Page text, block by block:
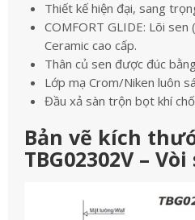
Thiết kế hiện đại, sang
COMFORT GLIDE: Lõi
Ceramic cao cấp.
Thân củ sen được đúc
Lớp mạ Crom/Niken luôn
Đầu xả sàn trộn bọt khí
Bản vẽ kích
TBG02302V –